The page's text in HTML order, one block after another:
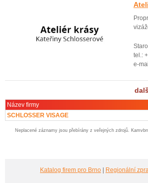
tel.:
e-
Název firmy
SCHLOSSER VISAGE
Neplacené záznamy jsou přebírány z veřejných zdrojů.
Katalog firem pro Brno Regionální